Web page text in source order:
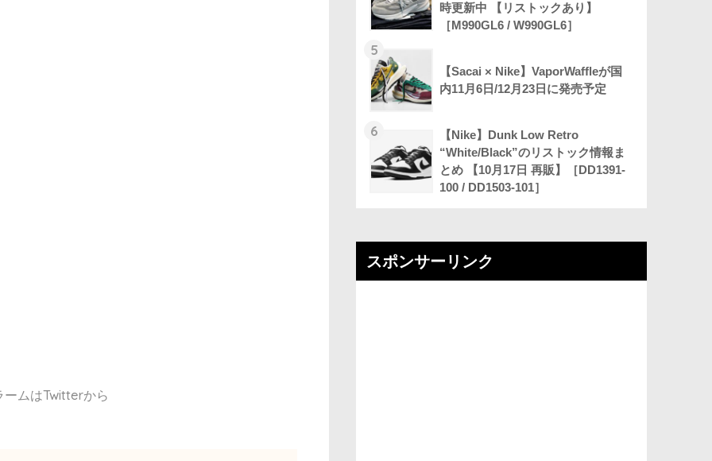
ームはTwitterから
時更新中 【リストックあり】
［M990GL6 / W990GL6］
5
【Sacai × Nike】VaporWaffleが国
内11月6日/12月23日に発売予定
6
【Nike】Dunk Low Retro
“White/Black”のリストック情報ま
とめ 【10月17日 再販】［DD1391-
100 / DD1503-101］
スポンサーリンク